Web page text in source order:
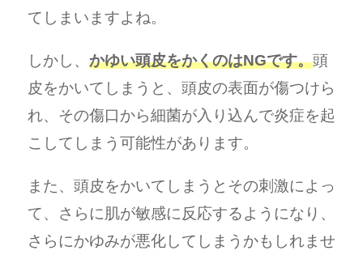
てしまいますよね。
しかし、 かゆい頭皮をかくのはNGです。頭
皮をかいてしまうと、頭皮の表面が傷つけら
れ、その傷口から細菌が入り込んで炎症を起
こしてしまう可能性があります。
また、頭皮をかいてしまうとその刺激によっ
て、さらに肌が敏感に反応するようになり、
さらにかゆみが悪化してしまうかもしれませ